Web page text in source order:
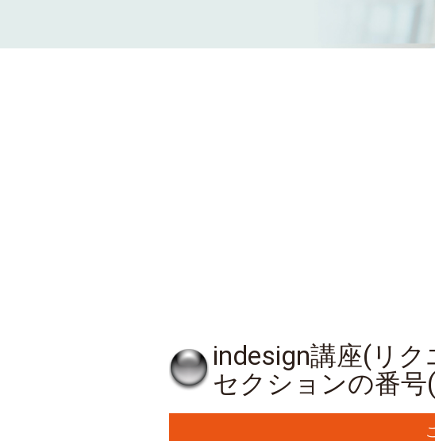
indesign講座(リ
セクションの番